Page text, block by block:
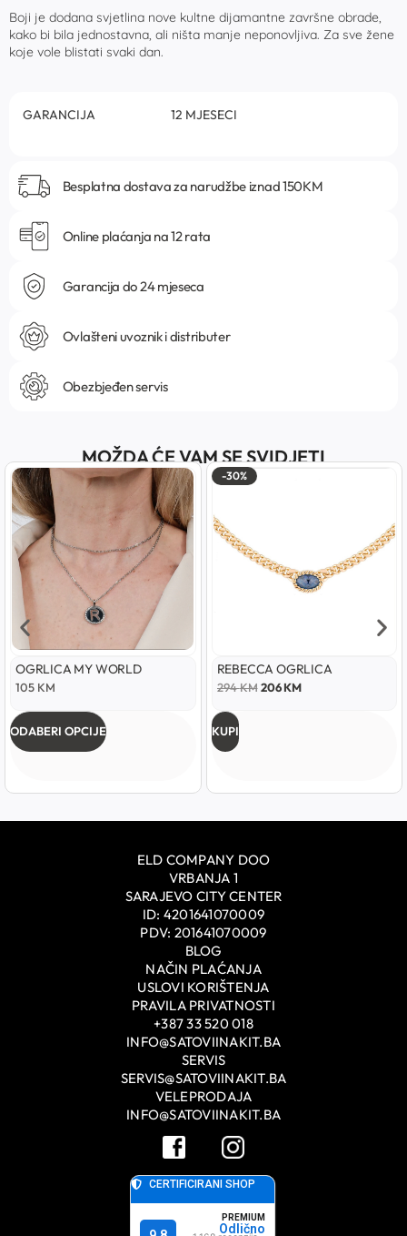
Boji je dodana svjetlina nove kultne dijamantne završne obrade,
kako bi bila jednostavna, ali ništa manje neponovljiva. Za sve žene
koje vole blistati svaki dan.
GARANCIJA 12 MJESECI
Besplatna dostava za narudžbe iznad 150KM
Online plaćanja na 12 rata
Garancija do 24 mjeseca
Ovlašteni uvoznik i distributer
Obezbjeđen servis
MOŽDA ĆE VAM SE SVIDJETI
OGRLICA MY WORLD
105 KM
ODABERI OPCIJE
-30%
REBECCA OGRLICA
294KM 206KM
KUPI
ELD COMPANY DOO
VRBANJA 1
SARAJEVO CITY CENTER
ID: 4201641070009
PDV: 201641070009
BLOG
NAČIN PLAĆANJA
USLOVI KORIŠTENJA
PRAVILA PRIVATNOSTI
+387 33 520 018
INFO@SATOVIINAKIT.BA
SERVIS
SERVIS@SATOVIINAKIT.BA
VELEPRODAJA
INFO@SATOVIINAKIT.BA